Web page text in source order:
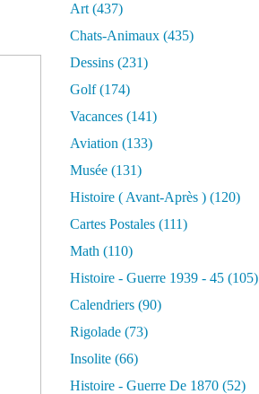
Art (437)
Chats-Animaux (435)
Dessins (231)
Golf(174)
Vacances (141)
Aviation (133)
Musée (131)
Histoire ( Avant-Après ) (120)
Cartes Postales (111)
Math (110)
Histoire - Guerre 1939 - 45 (105)
Calendriers (90)
Rigolade (73)
Insolite (66)
Histoire - Guerre De 1870 (52)